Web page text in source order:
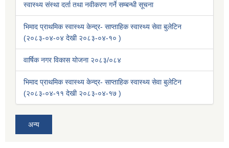
स्वास्थ्य संस्था दर्ता तथा नवीकरण गर्ने सम्बन्धी सूचना
भिमाद प्राथमिक स्वास्थ्य केन्द्र- साप्ताहिक स्वास्थ्य सेवा बुलेटिन
(२०८३-०४-०४ देखी २०८३-०४-१० )
वार्षिक नगर विकास योजना २०८३/०८४
भिमाद प्राथमिक स्वास्थ्य केन्द्र- साप्ताहिक स्वास्थ्य सेवा बुलेटिन
(२०८३-०४-११ देखी २०८३-०४-१७ )
अन्य